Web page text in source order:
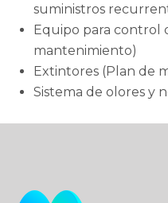
suministros
Equipo para control
mantenimiento)
Extintores (Plan de
Sistema de olores y